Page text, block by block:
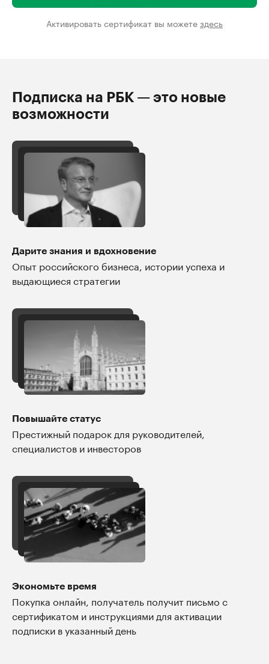
Активировать сертификат вы можетездесь
Подписка на РБК — это новые
возможности
Дарите знания и вдохновение
Опыт российского бизнеса, истории успеха и
выдающиеся стратегии
Повышайте статус
Престижный подарок для руководителей,
специалистов и инвесторов
Экономьте время
Покупка онлайн, получатель получит письмо с
сертификатом и инструкциями для активации
подписки в указанный день